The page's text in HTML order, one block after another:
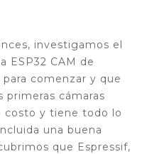
investigamos el
ESP32 CAM de
comenzar y que
cámaras
costo y tiene todo lo
una buena
que Espressif,